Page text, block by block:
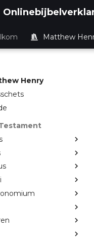
Matthew
Henry